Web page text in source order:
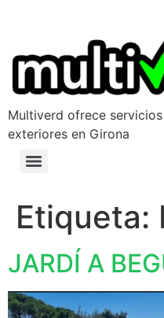
Multiverd ofrece
exteriores en Girona
Etiqueta:
JARDÍ A